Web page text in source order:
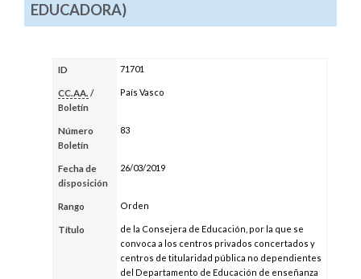
EDUCADORA)
ID 71701
CC.AA. /
Boletín
País Vasco
Número
Boletín
83
Fecha de
disposición
26/03/2019
Rango Orden
Título
de la Consejera de Educación, por la que se
convoca a los centros privados concertados y
centros de titularidad pública no dependientes
del Departamento de Educación de enseñanza